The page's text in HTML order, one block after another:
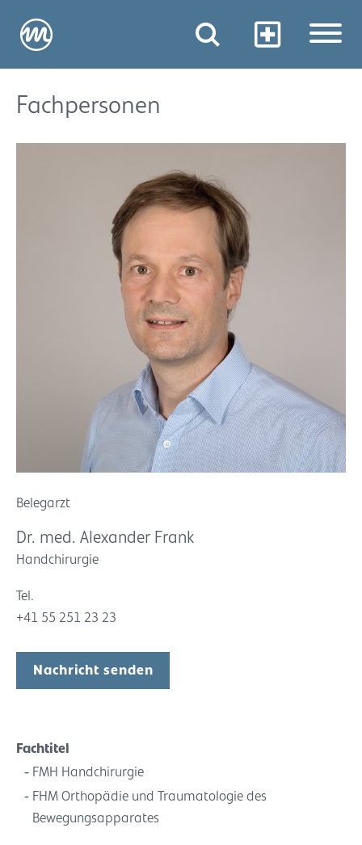
Fachpersonen
Belegarzt
Dr. med. Alexander Frank
Handchirurgie
Tel.
+41 55 251 23 23
Nachricht senden
Fachtitel
FMH Handchirurgie
FHM Orthopädie und Traumatologie des
Bewegungsapparates